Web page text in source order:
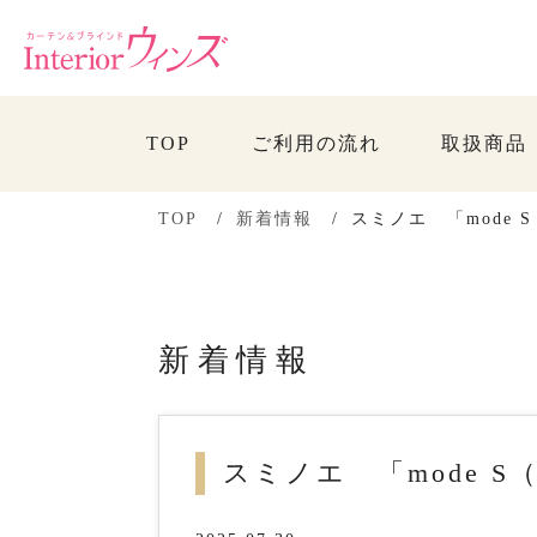
TOP ご利用の流れ 取扱商品
TOP 新着情報 スミノエ 「mode S
新着情報
スミノエ 「mode S